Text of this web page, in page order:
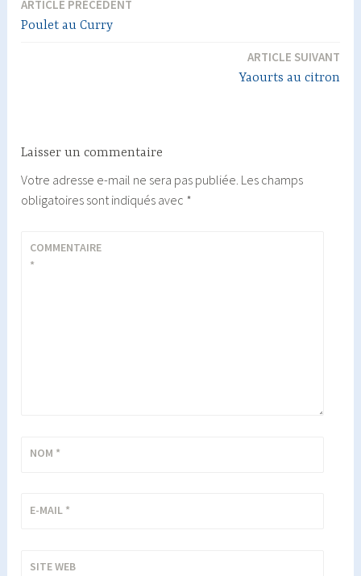
Navigation
ARTICLE PRÉCÉDENT
Poulet au Curry
ARTICLE SUIVANT
Yaourts au citron
Laisser un commentaire
Votre adresse e-mail ne sera pas publiée. Les champs
obligatoires sont indiqués avec *
COMMENTAIRE
*
NOM *
E-MAIL *
SITE WEB